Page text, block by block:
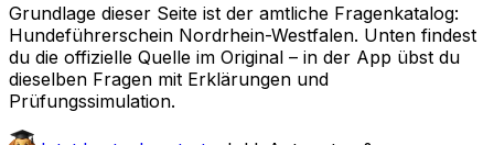
Grundlage dieser Seite ist der amtliche Fragenkatalog:
Hundeführerschein Nordrhein-Westfalen. Unten findest
du die offizielle Quelle im Original – in der App übst du
dieselben Fragen mit Erklärungen und
Prüfungssimulation.